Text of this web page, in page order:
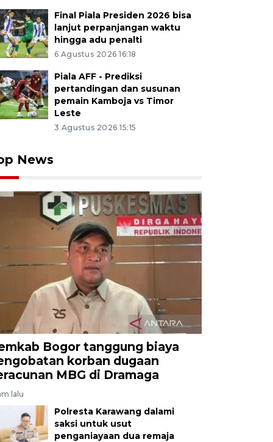
Final Piala Presiden 2026 bisa
lanjut perpanjangan waktu
hingga adu penalti
6 Agustus 2026 16:18
Piala AFF - Prediksi
pertandingan dan susunan
pemain Kamboja vs Timor
Leste
3 Agustus 2026 15:15
News
Bogor tanggung biaya
korban dugaan
MBG di Dramaga
lalu
Polresta Karawang dalami
saksi untuk usut
penganiayaan dua remaja